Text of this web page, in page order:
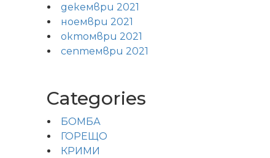
декември 2021
ноември 2021
октомври 2021
септември 2021
Categories
БОМБА
ГОРЕЩО
КРИМИ